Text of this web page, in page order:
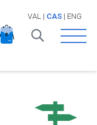
VAL | CAS| ENG
Open